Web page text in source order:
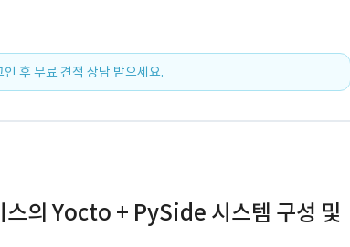
인 후 무료 견적 상담 받으세요.
의 Yocto + PySide 시스템 구성 및